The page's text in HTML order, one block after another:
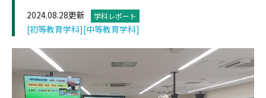
2024.08.28更新 学科レポート
[初等教育学科][中等教育学科]